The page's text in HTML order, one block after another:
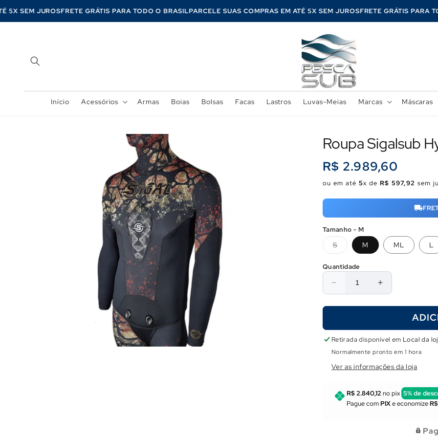
para o
conteúdo
ATÉ 5X SEM JUROSFRETE GRÁTIS PARA TODO O BRASILPARCELE SUAS COMPRAS EM ATÉ 5X SEM JUROSFRETE GRÁTIS
Início Acessórios Armas Boias Bolsas Facas Lastros Luvas-Meias Marcas Máscaras
Roupa Sigalsub
Preço
normal
R$ 2.989,60
ou em até 5x de R$ 597,92 sem
Tamanho - M
SVariante
esgotada
indisponível
M ML L
Quantidade
Diminuir
a
quantidade
Roupa
Sigalsub
Hydra
Aumentar
a
quantidade
Roupa
Sigalsub
Hydra
Retirada disponível em Local da
Normalmente pronto em 1 hora
Ver as informações da loja
R$ 2.840,12 no pix 5% de
Pague comPIXe economize